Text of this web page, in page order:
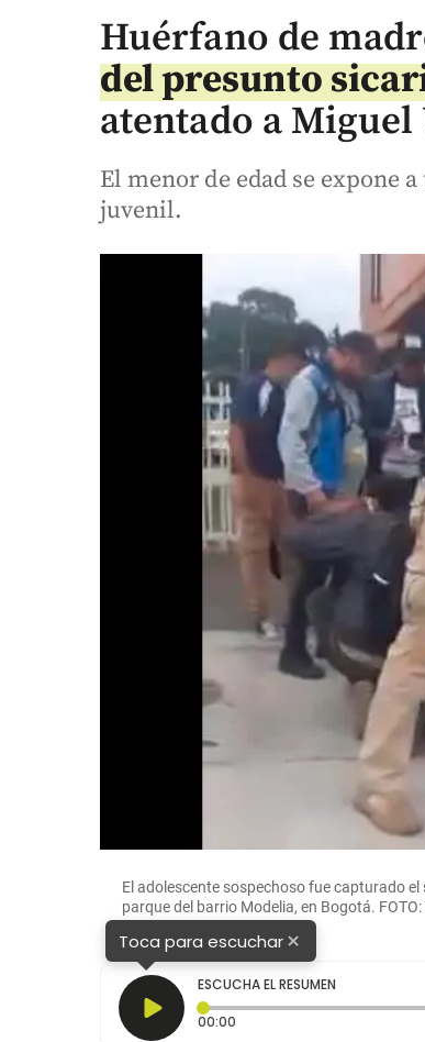
Huérfano de
del presunto
atentado a
El menor de edad se expone
juvenil.
El adolescente sospechoso fue capturado
parque del barrio Modelia, en Bogotá. FOTO:
Toca para escuchar×
ESCUCHA EL RESUMEN
00:00